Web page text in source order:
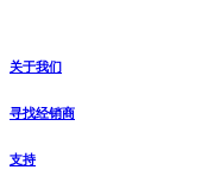
关于我们
寻找经销商
支持